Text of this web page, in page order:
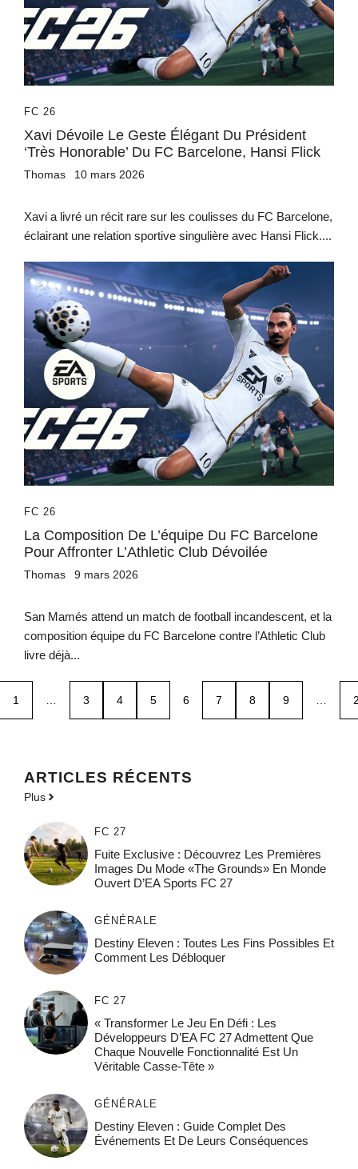
FC 26
Xavi Dévoile Le Geste Élégant Du Président
‘très Honorable’ Du FC Barcelone, Hansi Flick
Thomas 10 mars 2026
Xavi a livré un récit rare sur les coulisses du FC Barcelone,
éclairant une relation sportive singulière avec Hansi Flick....
FC 26
La Composition De L’équipe Du FC Barcelone
Pour Affronter L’Athletic Club Dévoilée
Thomas 9 mars 2026
San Mamés attend un match de football incandescent, et la
composition équipe du FC Barcelone contre l’Athletic Club
livre déjà...
1 3 4 5 6 7 8 9
ARTICLES RÉCENTS
Plus
FC 27
Fuite Exclusive : Découvrez Les Premières
Images Du Mode «The Grounds» En Monde
Ouvert D’EA Sports FC 27
GÉNÉRALE
Destiny Eleven : Toutes Les Fins Possibles Et
Comment Les Débloquer
FC 27
« Transformer Le Jeu En Défi : Les
Développeurs D’EA FC 27 Admettent Que
Chaque Nouvelle Fonctionnalité Est Un
Véritable Casse-Tête »
GÉNÉRALE
Destiny Eleven : Guide Complet Des
Événements Et De Leurs Conséquences